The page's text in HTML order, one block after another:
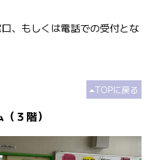
口、もしくは電話での受付とな
TOPに戻る
３階）